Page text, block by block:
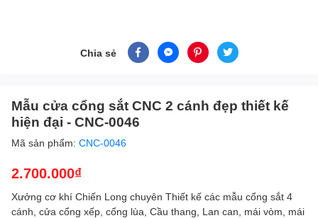
Chia sẻ
Mẫu cửa cổng sắt CNC 2 cánh đẹp thiết kế
hiện đại - CNC-0046
Mã sản phẩm: CNC-0046
2.700.000₫
Xưởng cơ khí Chiến Long chuyên Thiết kế các mẫu cổng sắt 4
cánh, cửa cổng xếp, cổng lùa, Cầu thang, Lan can, mái vòm, mái